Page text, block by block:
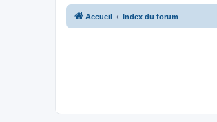
Accueil Index du forum